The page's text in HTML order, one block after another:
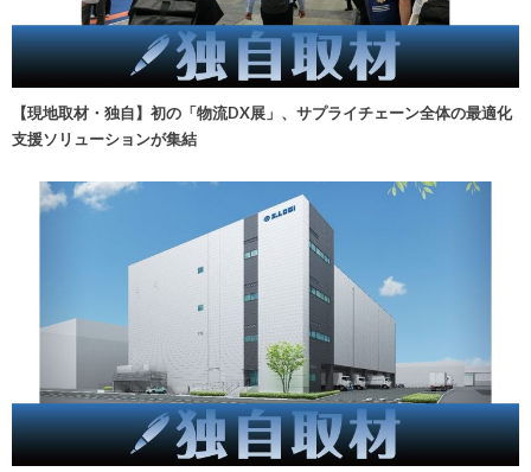
【現地取材・独自】初の「物流DX展」、サプライチェーン全体の最適化
支援ソリューションが集結